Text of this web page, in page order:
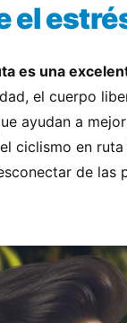
el
es una
el cuerpo
ayudan a
ciclismo en
de las